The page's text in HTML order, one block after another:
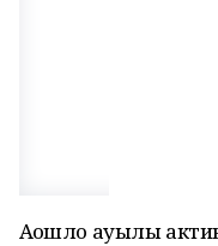
Аҡҡошло ауылы